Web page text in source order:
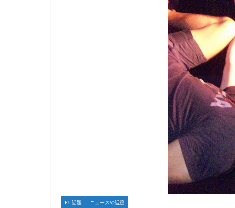
F1:話題 ニュースや話題